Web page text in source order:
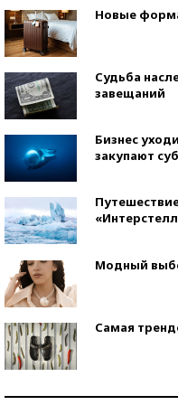
Новые
Судьба
завещаний
Бизнес
закупают
Модный
Самая